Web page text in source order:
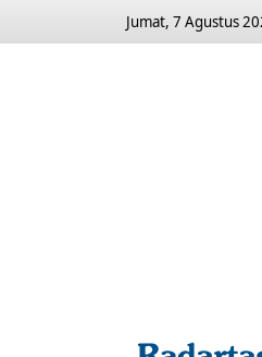
Jumat, 7 Agustus